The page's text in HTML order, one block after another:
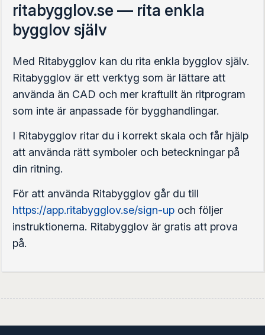
ritabygglov.se — rita enkla
bygglov själv
Med Ritabygglov kan du rita enkla bygglov själv.
Ritabygglov är ett verktyg som är lättare att
använda än CAD och mer kraftullt än ritprogram
som inte är anpassade för bygghandlingar.
I Ritabygglov ritar du i korrekt skala och får hjälp
att använda rätt symboler och beteckningar på
din ritning.
För att använda Ritabygglov går du till
https://app.ritabygglov.se/sign-up och följer
instruktionerna. Ritabygglov är gratis att prova
på.